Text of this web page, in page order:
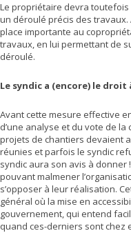
Le propriétaire devra
un déroulé précis des travaux.
place importante au
travaux, en lui permettant de
déroulé.
Le syndic a (encore) le droit
Avant cette mesure effective
d’une analyse et du vote de
projets de chantiers devaient
réunies et parfois le syndic
syndic aura son avis à donner
pouvant malmener
s’opposer à leur réalisation.
général où la mise en
gouvernement, qui entend
quand ces-derniers sont chez